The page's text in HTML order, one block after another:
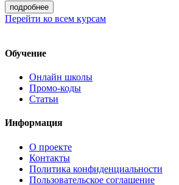
подробнее
Перейти ко всем курсам
Обучение
Онлайн школы
Промо-коды
Статьи
Информация
О проекте
Контакты
Политика конфиденциальности
Пользовательское соглашение